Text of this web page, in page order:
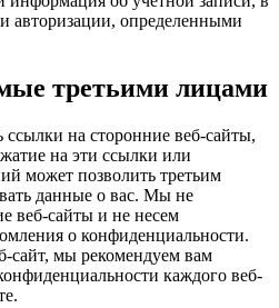
авторизации, определенными
третьими лицами
на сторонние веб-сайты,
на эти ссылки или
может позволить третьим
данные о вас. Мы не
веб-сайты и не несем
о конфиденциальности.
сайт, мы рекомендуем вам
каждого веб-